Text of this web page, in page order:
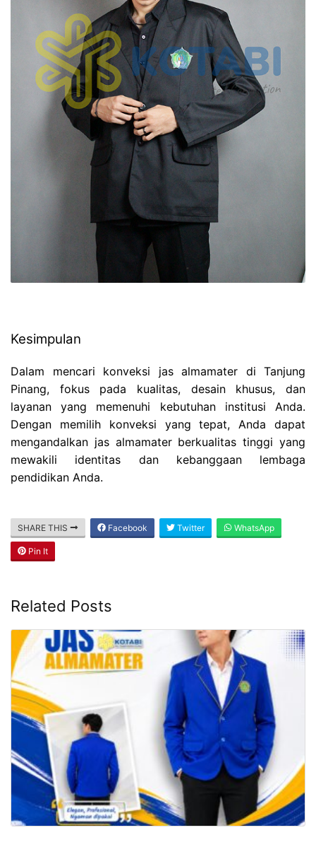
Kesimpulan
Dalam mencari konveksi jas almamater di Tanjung
Pinang, fokus pada kualitas, desain khusus, dan
layanan yang memenuhi kebutuhan institusi Anda.
Dengan memilih konveksi yang tepat, Anda dapat
mengandalkan jas almamater berkualitas tinggi yang
mewakili identitas dan kebanggaan lembaga
pendidikan Anda.
SHARE THIS Facebook Twitter WhatsApp
Pin It
Related Posts